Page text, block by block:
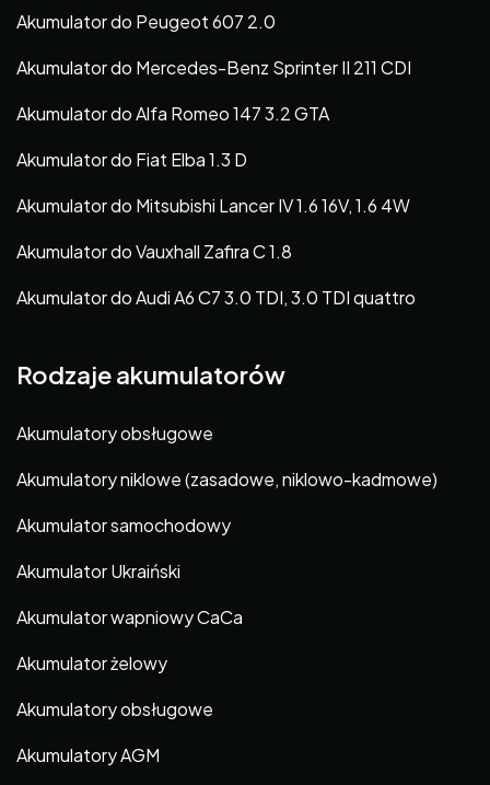
Akumulator do Peugeot 607 2.0
Akumulator do Mercedes-Benz Sprinter II 211 CDI
Akumulator do Alfa Romeo 147 3.2 GTA
Akumulator do Fiat Elba 1.3 D
Akumulator do Mitsubishi Lancer IV 1.6 16V, 1.6 4W
Akumulator do Vauxhall Zafira C 1.8
Akumulator do Audi A6 C7 3.0 TDI, 3.0 TDI quattro
Rodzaje akumulatorów
Akumulatory obsługowe
Akumulatory niklowe (zasadowe, niklowo-kadmowe)
Akumulator samochodowy
Akumulator Ukraiński
Akumulator wapniowy CaCa
Akumulator żelowy
Akumulatory obsługowe
Akumulatory AGM